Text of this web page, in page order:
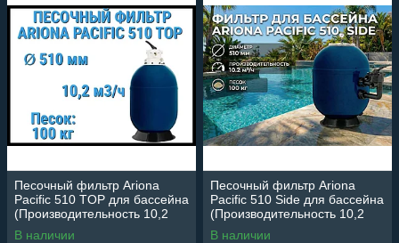
Песочный фильтр Ariona
Pacific 510 TOP для бассейна
(Производительность 10,2
м3/ч, песок 100 кг)
В наличии
Песочный фильтр Ariona
Pacific 510 Side для бассейна
(Производительность 10,2
м3/ч, песок 100 кг.)
В наличии